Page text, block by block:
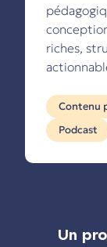
riches,
Contenu
Podcast
Un